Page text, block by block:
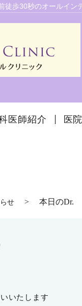
歩30秒のオールイン
医師紹介 医
せ 本日のDr.
いたします